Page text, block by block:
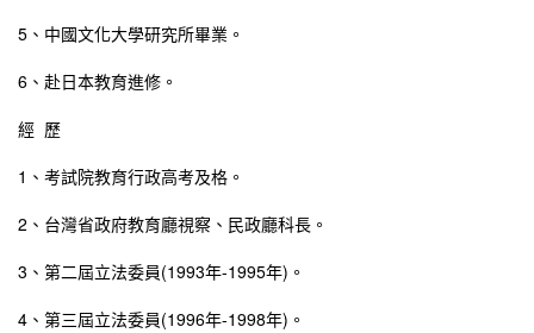
5、中國文化大學研究所畢業。
6、赴日本教育進修。
經 歷
1、考試院教育行政高考及格。
2、台灣省政府教育廳視察、民政廳科長。
3、第二屆立法委員(1993年-1995年)。
4、第三屆立法委員(1996年-1998年)。